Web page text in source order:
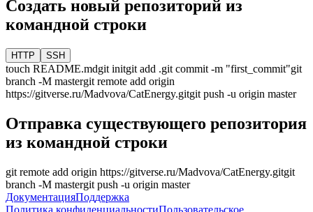
Создать новый репозиторий из
командной строки
HTTP SSH
touch README.mdgit initgit add .git commit -m "first_commit"git
branch -M mastergit remote add origin
https://gitverse.ru/Madvova/CatEnergy.gitgit push -u origin master
Отправка существующего репозитория
из командной строки
git remote add origin https://gitverse.ru/Madvova/CatEnergy.gitgit
branch -M mastergit push -u origin master
ДокументацияПоддержка
Политика конфиденциальностиПользовательское